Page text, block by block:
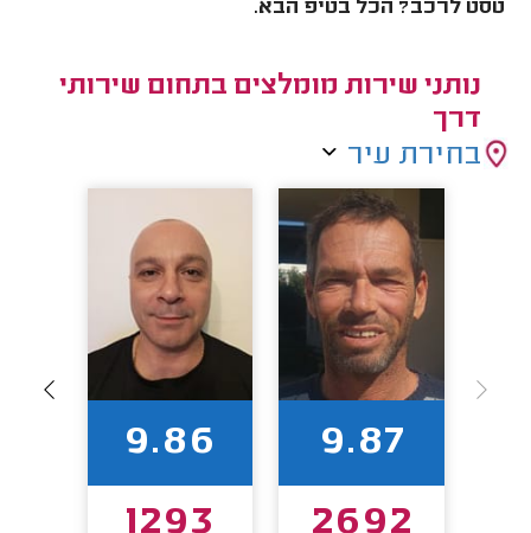
טסט לרכב? הכל בטיפ הבא.
נותני שירות מומלצים בתחום שירותי
דרך
בחירת עיר
9.87
9.86